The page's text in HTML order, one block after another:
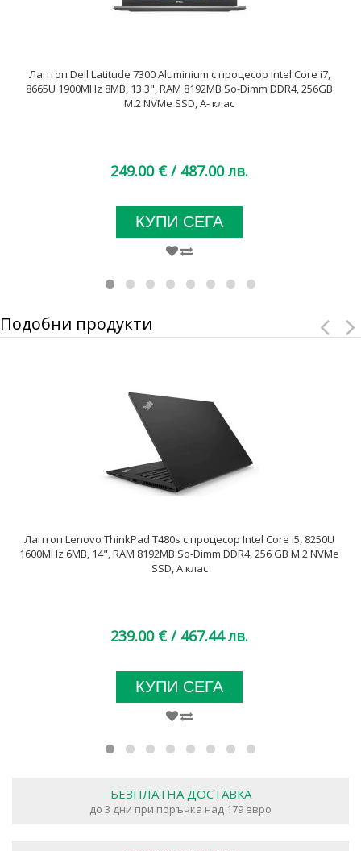
Лаптоп Dell Latitude 7300 Aluminium с процесор Intel Core i7,
8665U 1900MHz 8MB, 13.3", RAM 8192MB So-Dimm DDR4, 256GB
M.2 NVMe SSD, A- клас
249.00 € / 487.00 лв.
КУПИ СЕГА
Подобни продукти
Лаптоп Lenovo ThinkPad T480s с процесор Intel Core i5, 8250U
1600MHz 6MB, 14", RAM 8192MB So-Dimm DDR4, 256 GB M.2 NVMe
SSD, A клас
239.00 € / 467.44 лв.
КУПИ СЕГА
БЕЗПЛАТНА ДОСТАВКА
до 3 дни при поръчка над 179 евро